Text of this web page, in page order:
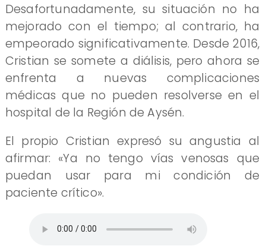
Desafortunadamente, su situación no ha
mejorado con el tiempo; al contrario, ha
empeorado significativamente. Desde 2016,
Cristian se somete a diálisis, pero ahora se
enfrenta a nuevas complicaciones
médicas que no pueden resolverse en el
hospital de la Región de Aysén.
El propio Cristian expresó su angustia al
afirmar: «Ya no tengo vías venosas que
puedan usar para mi condición de
paciente crítico».